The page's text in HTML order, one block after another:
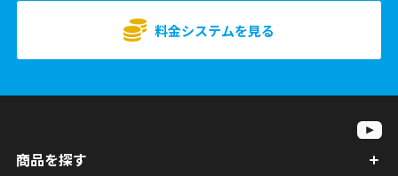
料金システムを見る
商品を探す